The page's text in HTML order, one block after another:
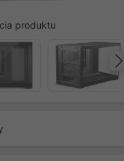
produktu